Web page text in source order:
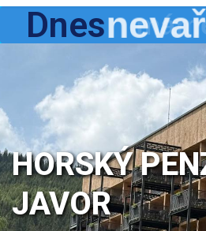
HORSKÝ
JAVOR
Dnes